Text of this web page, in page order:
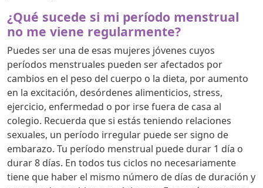
¿Qué sucede si mi período menstrual
no me viene regularmente?
Puedes ser una de esas mujeres jóvenes cuyos
períodos menstruales pueden ser afectados por
cambios en el peso del cuerpo o la dieta, por aumento
en la excitación, desórdenes alimenticios, stress,
ejercicio, enfermedad o por irse fuera de casa al
colegio. Recuerda que si estás teniendo relaciones
sexuales, un período irregular puede ser signo de
embarazo. Tu período menstrual puede durar 1 día o
durar 8 días. En todos tus ciclos no necesariamente
tiene que haber el mismo número de días de duración y